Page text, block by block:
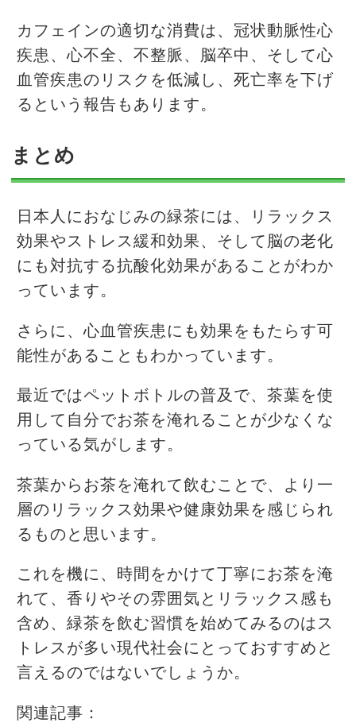
カフェインの適切な消費は、冠状動脈性心
疾患、心不全、不整脈、脳卒中、そして心
血管疾患のリスクを低減し、死亡率を下げ
るという報告もあります。
まとめ
日本人におなじみの緑茶には、リラックス
効果やストレス緩和効果、そして脳の老化
にも対抗する抗酸化効果があることがわか
っています。
さらに、心血管疾患にも効果をもたらす可
能性があることもわかっています。
最近ではペットボトルの普及で、茶葉を使
用して自分でお茶を淹れることが少なくな
っている気がします。
茶葉からお茶を淹れて飲むことで、より一
層のリラックス効果や健康効果を感じられ
るものと思います。
これを機に、時間をかけて丁寧にお茶を淹
れて、香りやその雰囲気とリラックス感も
含め、緑茶を飲む習慣を始めてみるのはス
トレスが多い現代社会にとっておすすめと
言えるのではないでしょうか。
関連記事：